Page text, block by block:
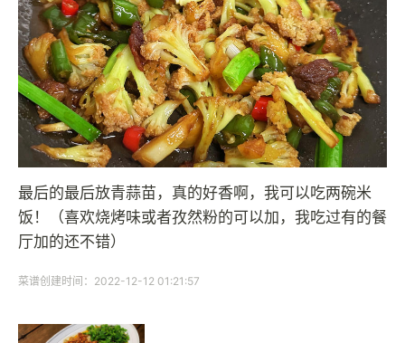
最后的最后放青蒜苗，真的好香啊，我可以吃两碗米
饭！（喜欢烧烤味或者孜然粉的可以加，我吃过有的餐
厅加的还不错）
菜谱创建时间：2022-12-12 01:21:57